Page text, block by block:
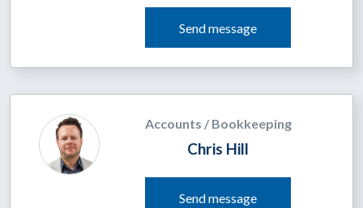
Send message
Accounts / Bookkeeping
Chris Hill
Send message